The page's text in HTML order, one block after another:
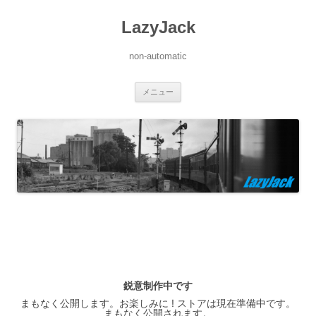
LazyJack
non-automatic
メニュー
ツ
へ
ス
キ
ッ
プ
鋭意制作中です
まもなく公開します。お楽しみに ! ストアは現在準備中です。
まもなく公開されます。